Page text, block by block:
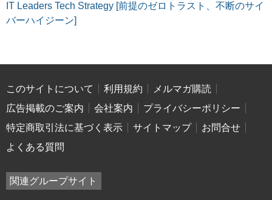
IT Leaders Tech Strategy [前提のゼロトラスト、不断のサイ
バーハイジーン]
このサイトについて 利用規約
メルマガ購読
広告掲載のご案内
会社案内
プライバシーポリシー
特定商取引法に基づく表示
サイトマップ
お問合せ
よくある質問
関連グループサイト